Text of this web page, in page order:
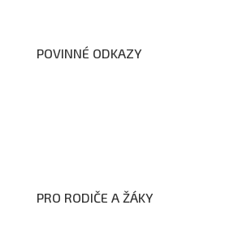
POVINNÉ ODKAZY
PRO RODIČE A ŽÁKY